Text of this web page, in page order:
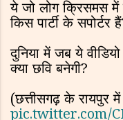
ये जो लोग क्रिसमस में
किस पार्टी के सपोर्टर
दुनिया में जब ये
क्या छवि बनेगी?
(छत्तीसगढ़ के रायपुर
pic.twitter.com/